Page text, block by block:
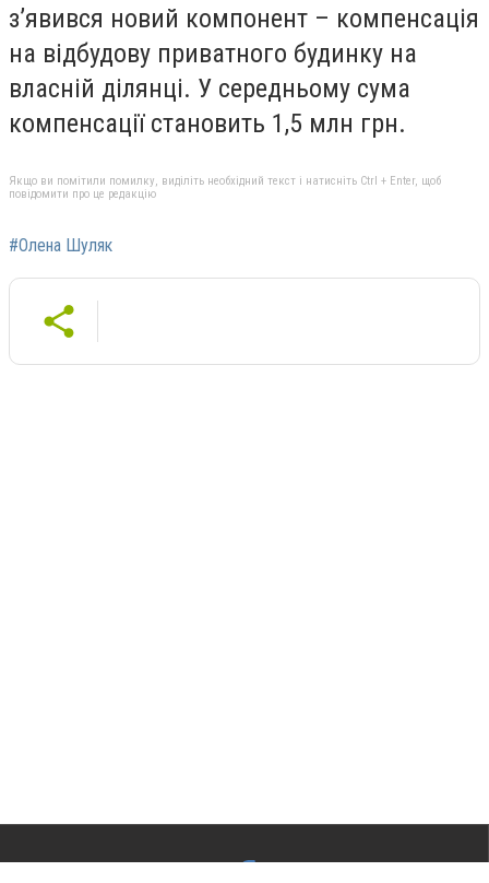
з’явився новий компонент – компенсація
на відбудову приватного будинку на
власній ділянці. У середньому сума
компенсації становить 1,5 млн грн.
Якщо ви помітили помилку, виділіть необхідний текст і натисніть Ctrl + Enter, щоб
повідомити про це редакцію
#Олена Шуляк